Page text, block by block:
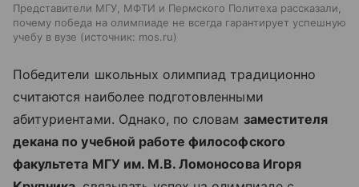
Представители МГУ, МФТИ и Пермского Политеха рассказали,
почему победа на олимпиаде не всегда гарантирует успешную
учебу в вузе
источник: mos.ru
Победители школьных олимпиад традиционно
считаются наиболее подготовленными
абитуриентами. Однако, по словам заместителя
декана по учебной работе философского
факультета МГУ им. М.В. Ломоносова Игоря